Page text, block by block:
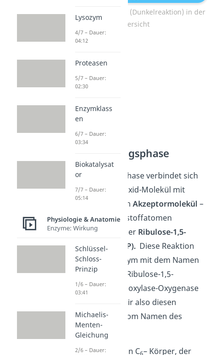
Ablauf Calvin Zyklus (Dunkelreaktion) in der
Übersicht
– Fixierungsphase
In der Fixierungsphase verbindet sich
ein Kohlenstoffdioxid-Molekül mit
einem spezifischen Akzeptormolekül –
dem aus 5 Kohlenstoffatomen
bestehenden Zucker Ribulose-1,5-
bisphosphat (RubP). Diese Reaktion
katalysiert ein Enzym mit dem Namen
RuBisCO, was für Ribulose-1,5-
bisphosphat- Carboxylase-Oxygenase
steht. Du kannst dir also diesen
Teilschritt schon vom Namen des
Enzyms herleiten.
Hierbei entsteht ein C6– Körper, der
Lysozym
4/7 – Dauer:
04:12
Proteasen
5/7 – Dauer:
02:30
Enzymklass
en
6/7 – Dauer:
03:34
Biokatalysat
or
7/7 – Dauer:
05:14
Physiologie & Anatomie
Enzyme: Wirkung
Schlüssel-
Schloss-
Prinzip
1/6 – Dauer:
03:41
Michaelis-
Menten-
Gleichung
2/6 – Dauer: